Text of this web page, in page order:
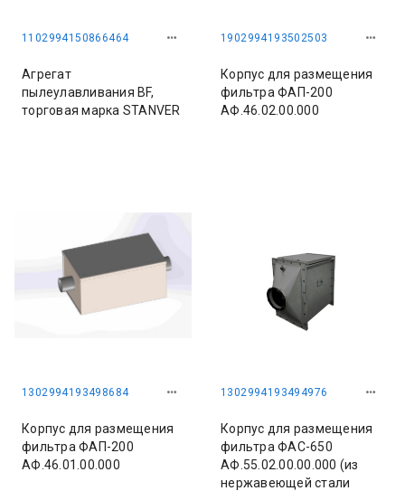
1102994150866464
Агрегат
пылеулавливания BF,
торговая марка STANVER
1902994193502503
Корпус для размещения
фильтра ФАП-200
АФ.46.02.00.000
1302994193498684
Корпус для размещения
фильтра ФАП-200
АФ.46.01.00.000
1302994193494976
Корпус для размещения
фильтра ФАС-650
АФ.55.02.00.00.000 (из
нержавеющей стали